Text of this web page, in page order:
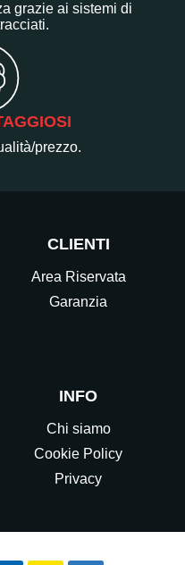
grazie ai sistemi di
prezzo.
CLIENTI
Area Riservata
Garanzia
INFO
Chi siamo
Cookie Policy
Privacy